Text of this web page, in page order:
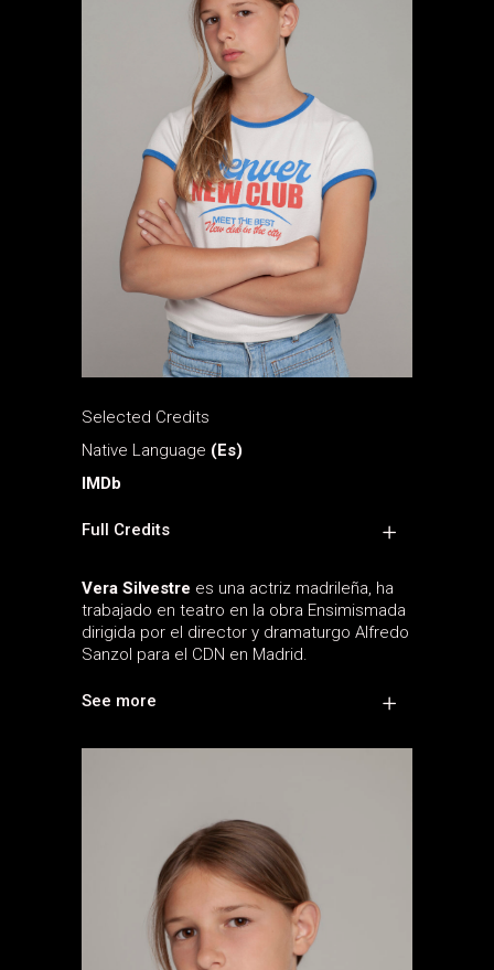
Selected Credits
Native Language (Es)
IMDb
Full Credits
Vera Silvestre es una actriz madrileña, ha
trabajado en teatro en la obra Ensimismada
dirigida por el director y dramaturgo Alfredo
Sanzol para el CDN en Madrid.
See more